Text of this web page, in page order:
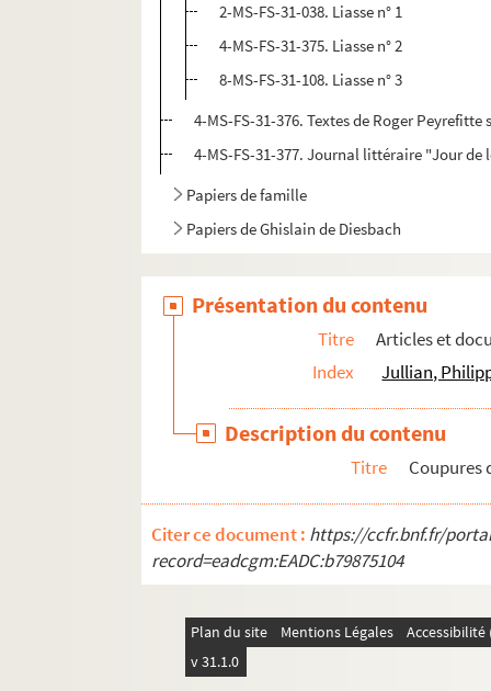
2-MS-FS-31-038. Liasse n° 1
4-MS-FS-31-375. Liasse n° 2
8-MS-FS-31-108. Liasse n° 3
4-MS-FS-31-376. Textes de Roger
4-MS-FS-31-377. Journal littéraire "Jour de
Papiers de famille
Papiers de Ghislain de Diesbach
Présentation du contenu
Titre
Articles et
Index
Jullian,
Description du contenu
Titre Coupures
Citer ce document : https://ccfr.bnf.fr/
record=eadcgm:EADC:b79875104
Plan du site Mentions Légales
v 31.1.0